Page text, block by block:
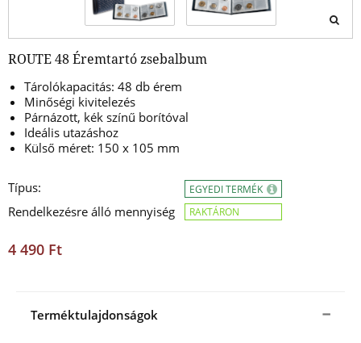
ROUTE 48 Éremtartó zsebalbum
Tárolókapacitás: 48 db érem
Minőségi kivitelezés
Párnázott, kék színű borítóval
Ideális utazáshoz
Külső méret: 150 x 105 mm
Típus:
Rendelkezésre álló mennyiség
EGYEDI TERMÉK
RAKTÁRON
4 490 Ft
Terméktulajdonságok